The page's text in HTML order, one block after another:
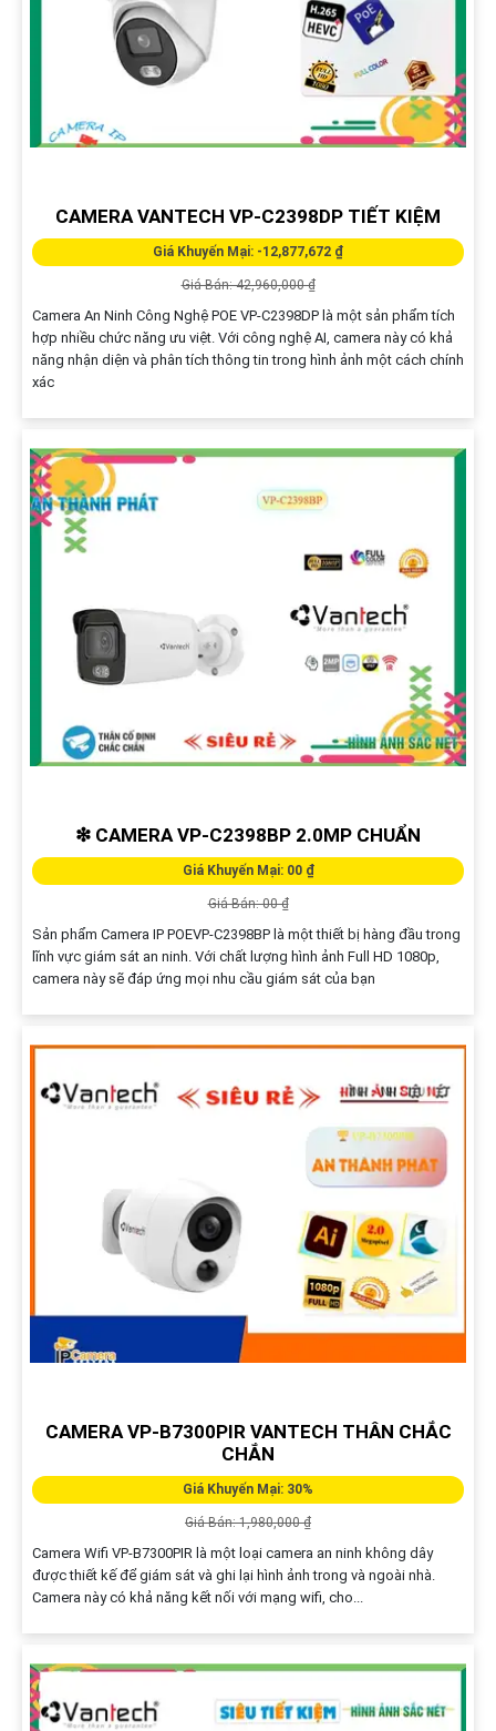
CAMERA VANTECH VP-C2398DP TIẾT KIỆM
Giá Khuyến Mại: -12,877,672 ₫
Giá Bán: 42,960,000 ₫
Camera An Ninh Công Nghệ POE VP-C2398DP là một sản phẩm tích
hợp nhiều chức năng ưu việt. Với công nghệ AI, camera này có khả
năng nhận diện và phân tích thông tin trong hình ảnh một cách chính
xác
❇ CAMERA VP-C2398BP 2.0MP CHUẨN
Giá Khuyến Mại: 00 ₫
Giá Bán: 00 ₫
Sản phẩm Camera IP POEVP-C2398BP là một thiết bị hàng đầu trong
lĩnh vực giám sát an ninh. Với chất lượng hình ảnh Full HD 1080p,
camera này sẽ đáp ứng mọi nhu cầu giám sát của bạn
CAMERA VP-B7300PIR VANTECH THÂN CHẮC
CHẮN
Giá Khuyến Mại: 30%
Giá Bán: 1,980,000 ₫
Camera Wifi VP-B7300PIR là một loại camera an ninh không dây
được thiết kế để giám sát và ghi lại hình ảnh trong và ngoài nhà.
Camera này có khả năng kết nối với mạng wifi, cho...